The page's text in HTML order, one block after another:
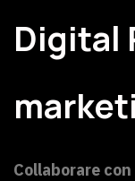
Digital
Collaborare